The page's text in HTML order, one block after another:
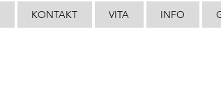
KONTAKT VITA INFO